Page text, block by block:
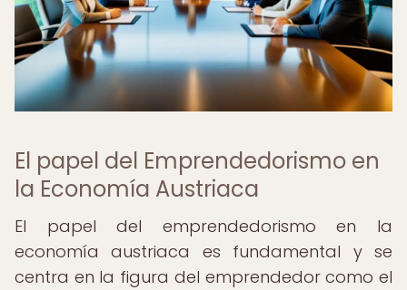
El papel del Emprendedorismo en
la Economía Austriaca
El papel del emprendedorismo en la
economía austriaca es fundamental y se
centra en la figura del emprendedor como el